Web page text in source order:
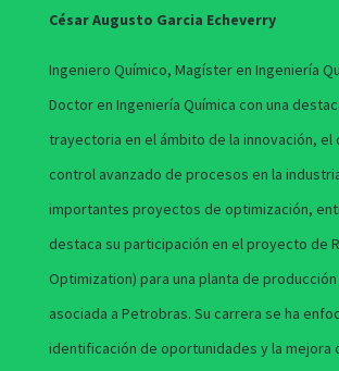
César Augusto Garcia Echeverry
Ingeniero Químico, Magíster en Ingeniería
Doctor en Ingeniería Química con una
trayectoria en el ámbito de la innovación, el
control avanzado de procesos en la
importantes proyectos de optimización,
destaca su participación en el proyecto de
Optimization) para una planta de
asociada a Petrobras. Su carrera se ha
identificación de oportunidades y la mejora